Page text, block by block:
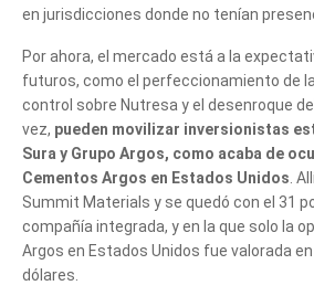
en jurisdicciones donde no tenían
Por ahora, el mercado está a la
futuros, como el perfeccionamiento de
control sobre Nutresa y el desenroque del
vez, pueden movilizar inversionistas
Sura y Grupo Argos, como acaba de
Cementos Argos en Estados Unidos .
Summit Materials y se quedó con el 31
compañía integrada, y en la que solo la
Argos en Estados Unidos fue valorada
dólares.